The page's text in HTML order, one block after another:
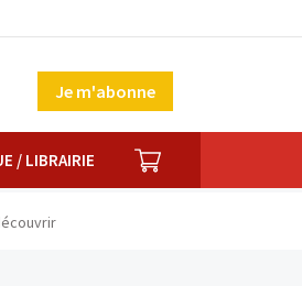
Je m'abonne
/ LIBRAIRIE PANIER